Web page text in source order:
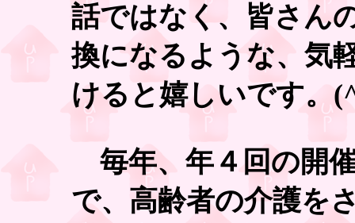
話ではなく、皆さん
換になるような、気
けると嬉しいです。
毎年、年４回の開
で、高齢者の介護を